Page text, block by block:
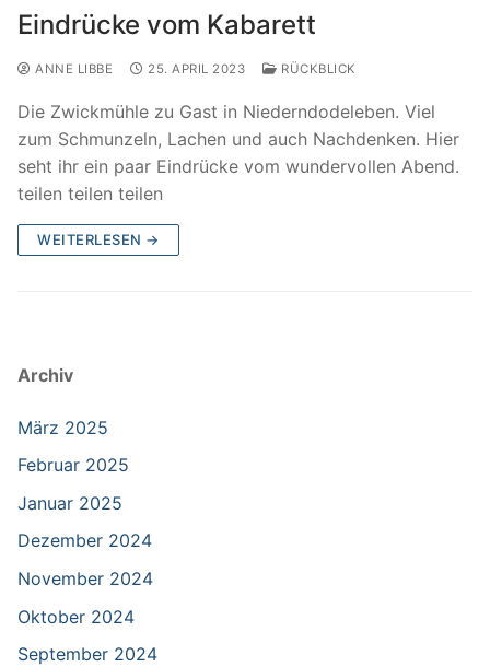
Eindrücke vom Kabarett
ANNE LIBBE 25. APRIL 2023 RÜCKBLICK
Die Zwickmühle zu Gast in Niederndodeleben. Viel
zum Schmunzeln, Lachen und auch Nachdenken. Hier
seht ihr ein paar Eindrücke vom wundervollen Abend.
teilen teilen teilen
WEITERLESEN →
Archiv
März 2025
Februar 2025
Januar 2025
Dezember 2024
November 2024
Oktober 2024
September 2024